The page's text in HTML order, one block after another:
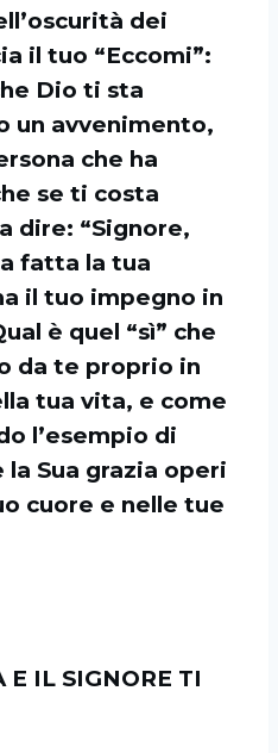
dei
il tuo “Eccomi”:
Dio ti sta
un avvenimento,
che ha
se ti costa
dire: “Signore,
fatta la tua
il tuo impegno in
è quel “sì” che
da te proprio in
tua vita, e come
l’esempio di
la Sua grazia operi
cuore e nelle tue
E IL SIGNORE TI